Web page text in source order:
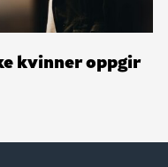
kvinner oppgir